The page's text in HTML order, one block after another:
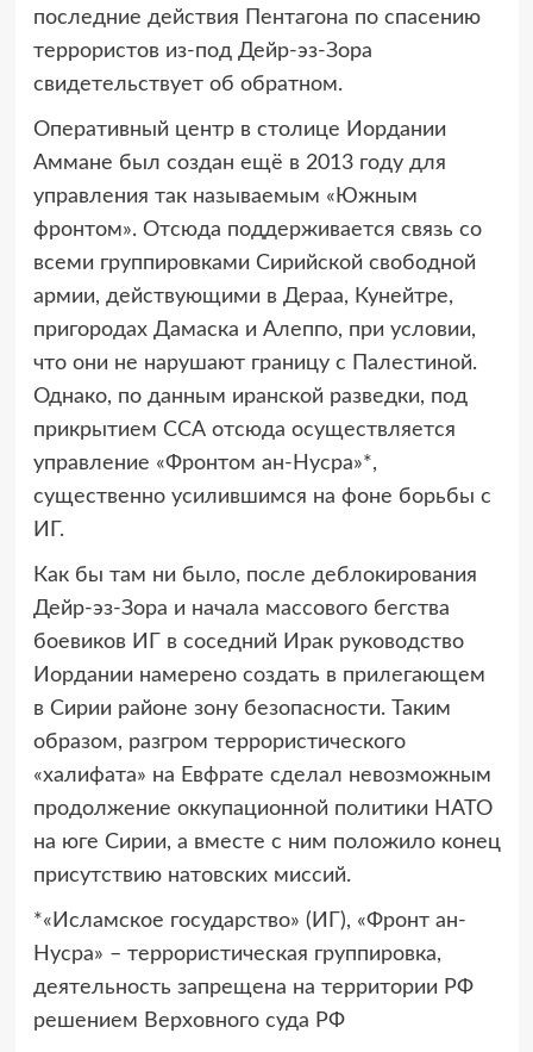
последние действия Пентагона по спасению
террористов из-под Дейр-эз-Зора
свидетельствует об обратном.
Оперативный центр в столице Иордании
Аммане был создан ещё в 2013 году для
управления так называемым «Южным
фронтом». Отсюда поддерживается связь со
всеми группировками Сирийской свободной
армии, действующими в Дераа, Кунейтре,
пригородах Дамаска и Алеппо, при условии,
что они не нарушают границу с Палестиной.
Однако, по данным иранской разведки, под
прикрытием ССА отсюда осуществляется
управление «Фронтом ан-Нусра»*,
существенно усилившимся на фоне борьбы с
ИГ.
Как бы там ни было, после деблокирования
Дейр-эз-Зора и начала массового бегства
боевиков ИГ в соседний Ирак руководство
Иордании намерено создать в прилегающем
в Сирии районе зону безопасности. Таким
образом, разгром террористического
«халифата» на Евфрате сделал невозможным
продолжение оккупационной политики НАТО
на юге Сирии, а вместе с ним положило конец
присутствию натовских миссий.
*«Исламское государство» (ИГ), «Фронт ан-
Нусра» – террористическая группировка,
деятельность запрещена на территории РФ
решением Верховного суда РФ